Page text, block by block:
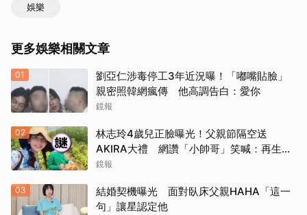
娛樂
更多娛樂相關文章
01
劉亞仁涉毒停工3年近況曝！「嘟嘴貼臉」
親密照韓網瘋傳 他高調告白：愛你
鏡報
02
林志玲4歲兒正臉曝光！父親節隔空送
AKIRA大禮 網讚「小帥哥」笑喊：再生一
個
鏡報
03
結婚契機曝光 面對臥床父親HAHA「這一
句」讓星認定他